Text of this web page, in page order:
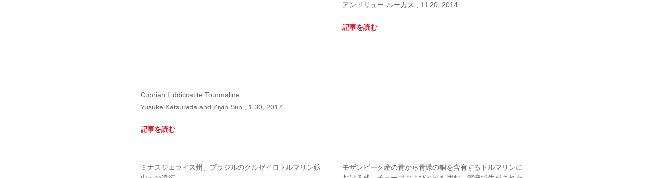
Cuprian Liddicoatite Tourmaline
Yusuke Katsurada and Ziyin Sun , 1 30, 2017
記事を読む
アンドリュー·ルーカス , 11 20, 2014
記事を読む
ミナスジェライス州、ブラジルのクルゼイロトルマリン鉱
モザンビーク産の青から青緑の銅を含有するトルマリンに